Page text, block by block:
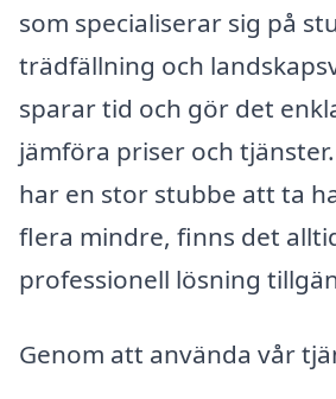
som specialiserar sig på
trädfällning och
sparar tid och gör det
jämföra priser och
har en stor stubbe att ta
flera mindre, finns det
professionell lösning
Genom att använda vår